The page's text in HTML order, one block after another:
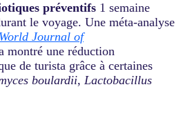
préventifs 1 semaine
le voyage. Une méta-analyse
World Journal of
montré une réduction
de turista grâce à certaines
boulardii, Lactobacillus